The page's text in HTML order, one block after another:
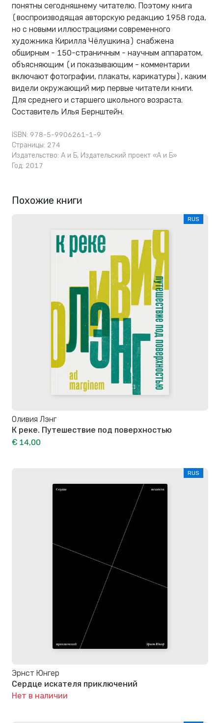
понятны сегодняшнему читателю. Поэтому книга
(воспроизводящая авторскую редакцию 1958 года,
но с новыми иллюстрациями современного
художника Кирилла Чёлушкина) снабжена
обширным - 150-страничным - научным аппаратом,
объясняющим (и показывающим - комментарии
включают фотографии, плакаты, карикатуры), каким
видели окружающий мир первые читатели книги.
Для среднего и старшего школьного возраста.
Составитель Илья Бернштейн.
ISBN: 978-5-9906261-1-9
Страницы: 274
Издательство: А и Б, Издательский проект «А и Б»
Год: 2017
Похожие книги
RUS
Оливия Лэнг
К реке. Путешествие под поверхностью
€ 14,00
RUS
Эрнст Юнгер
Сердце искателя приключений
Нет в наличии